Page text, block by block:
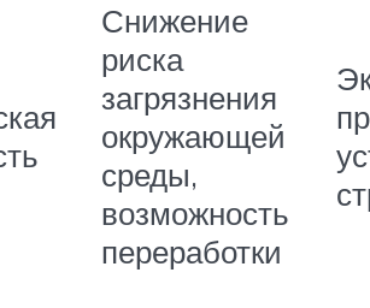
Снижение
риска
загрязнения
окружающей
среды,
возможность
переработки